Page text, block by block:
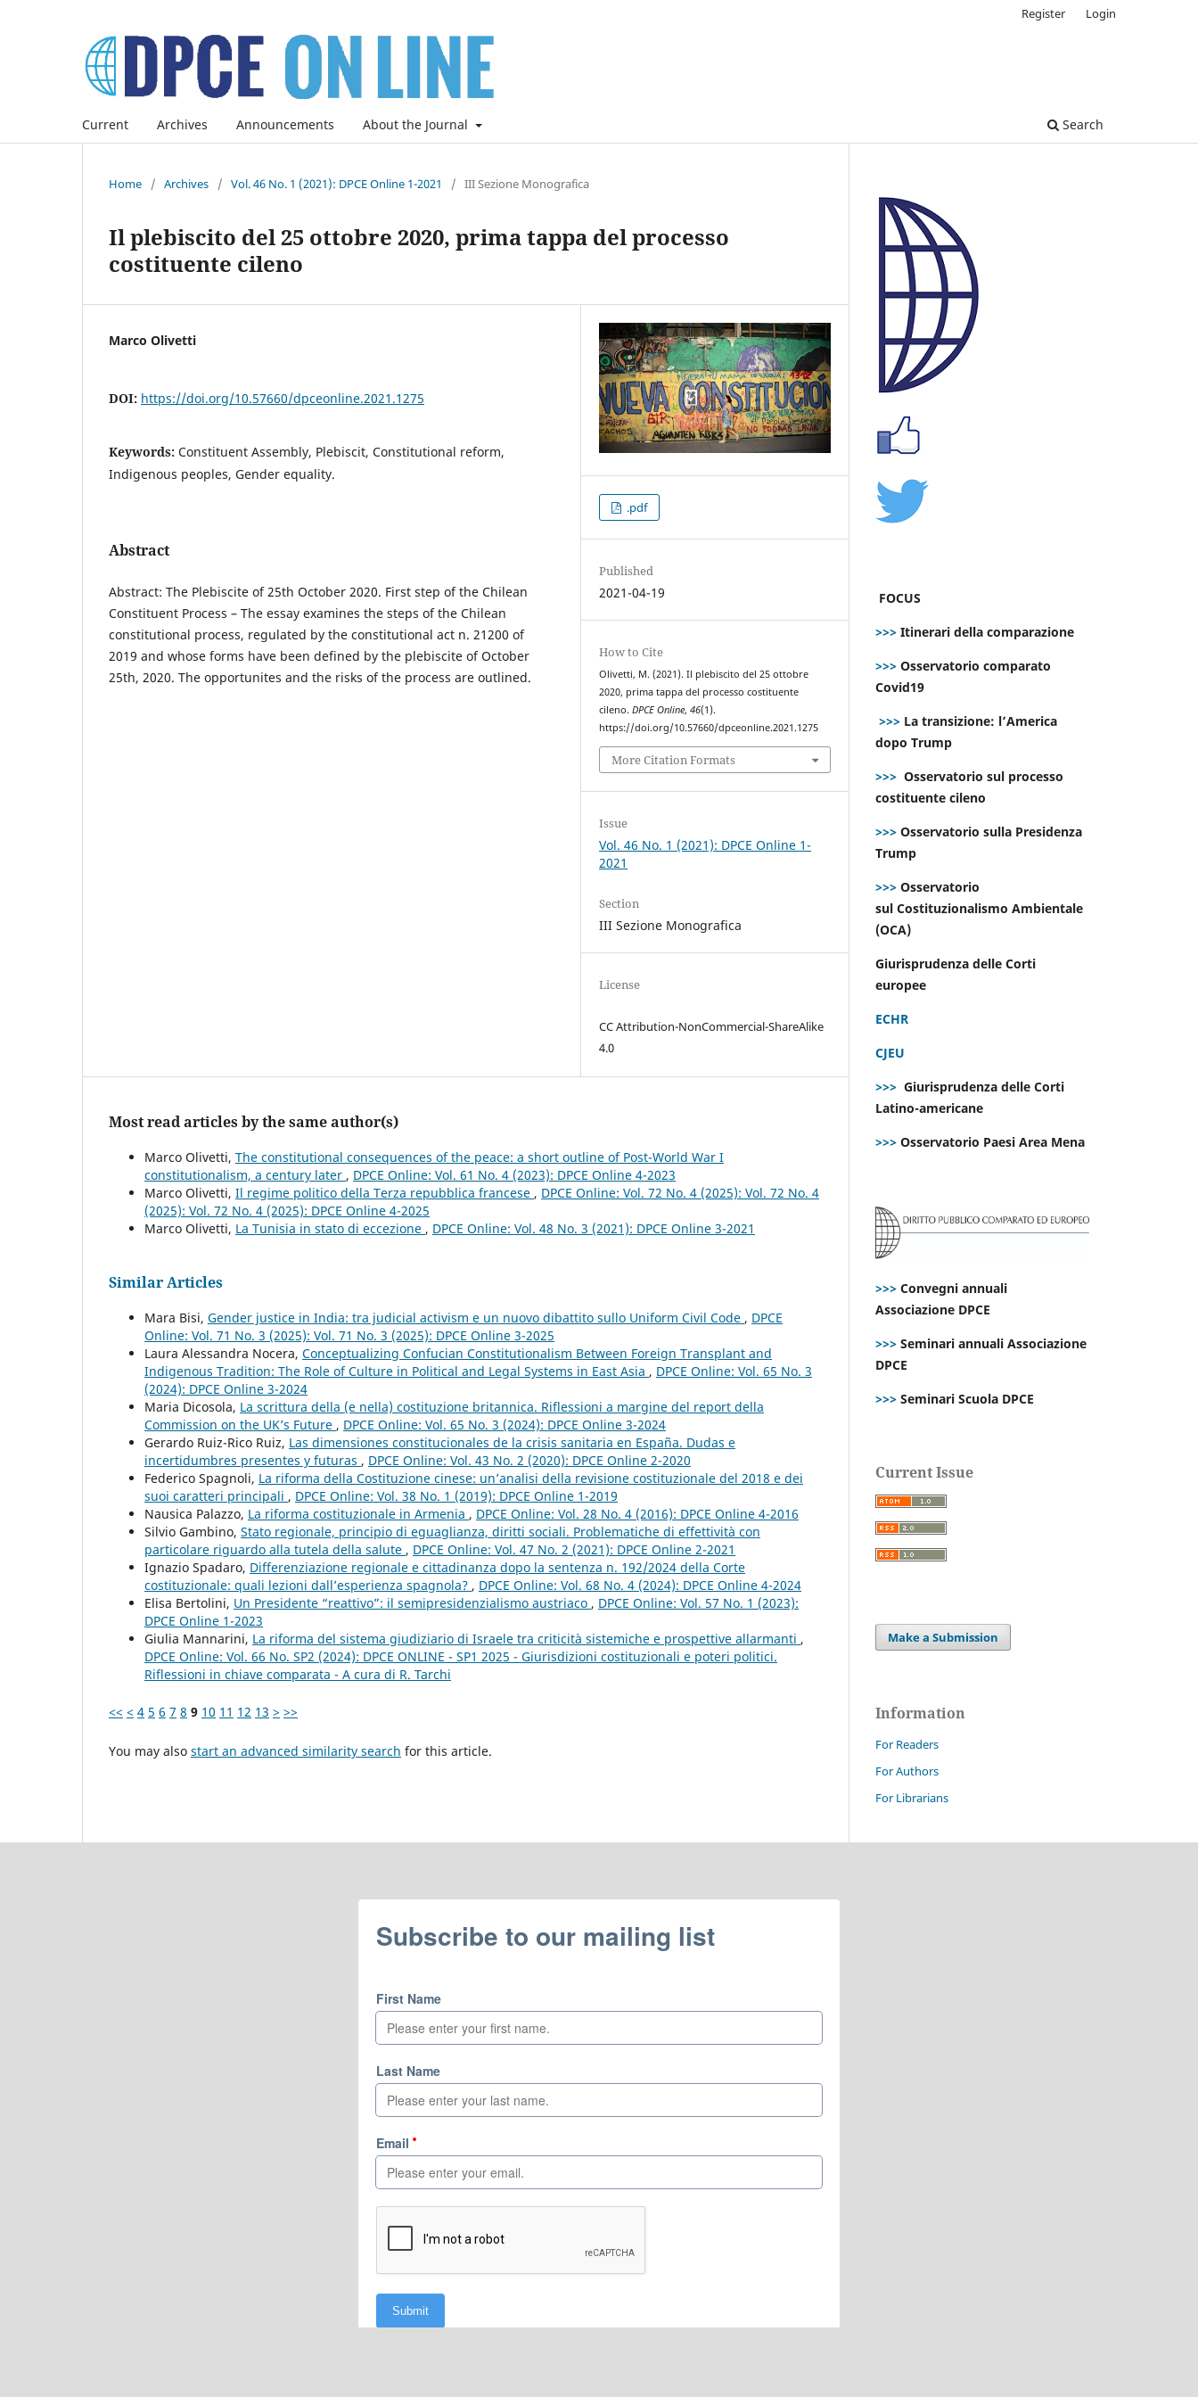
Current Archives Announcements About the Journal Search
Register Login
Home / Archives / Vol. 46 No. 1 (2021): DPCE Online 1-2021 / III Sezione Monografica
Il plebiscito del 25 ottobre 2020, prima tappa del processo
costituente cileno
Marco Olivetti
DOI: https://doi.org/10.57660/dpceonline.2021.1275
Keywords: Constituent Assembly, Plebiscit, Constitutional reform,
Indigenous peoples, Gender equality.
Abstract
Abstract: The Plebiscite of 25th October 2020. First step of the Chilean
Constituent Process – The essay examines the steps of the Chilean
constitutional process, regulated by the constitutional act n. 21200 of
2019 and whose forms have been defined by the plebiscite of October
25th, 2020. The opportunites and the risks of the process are outlined.
.pdf
Published
2021-04-19
How to Cite
Olivetti, M. (2021). Il plebiscito del 25 ottobre
2020, prima tappa del processo costituente
cileno.DPCE Online,46(1).
https://doi.org/10.57660/dpceonline.2021.1275
More Citation Formats
Issue
Vol. 46 No. 1 (2021): DPCE Online 1-
2021
Section
III Sezione Monografica
License
CC Attribution-NonCommercial-ShareAlike
4.0
Most read articles by the same author(s)
Marco Olivetti, The constitutional consequences of the peace: a short outline of Post-World War I
constitutionalism, a century later , DPCE Online: Vol. 61 No. 4 (2023): DPCE Online 4-2023
Marco Olivetti, Il regime politico della Terza repubblica francese , DPCE Online: Vol. 72 No. 4 (2025): Vol. 72 No. 4
(2025): Vol. 72 No. 4 (2025): DPCE Online 4-2025
Marco Olivetti, La Tunisia in stato di eccezione , DPCE Online: Vol. 48 No. 3 (2021): DPCE Online 3-2021
Similar Articles
Mara Bisi, Gender justice in India: tra judicial activism e un nuovo dibattito sullo Uniform Civil Code , DPCE
Online: Vol. 71 No. 3 (2025): Vol. 71 No. 3 (2025): DPCE Online 3-2025
Laura Alessandra Nocera, Conceptualizing Confucian Constitutionalism Between Foreign Transplant and
Indigenous Tradition: The Role of Culture in Political and Legal Systems in East Asia , DPCE Online: Vol. 65 No. 3
(2024): DPCE Online 3-2024
Maria Dicosola, La scrittura della (e nella) costituzione britannica. Riflessioni a margine del report della
Commission on the UK’s Future , DPCE Online: Vol. 65 No. 3 (2024): DPCE Online 3-2024
Gerardo Ruiz-Rico Ruiz, Las dimensiones constitucionales de la crisis sanitaria en España. Dudas e
incertidumbres presentes y futuras , DPCE Online: Vol. 43 No. 2 (2020): DPCE Online 2-2020
Federico Spagnoli, La riforma della Costituzione cinese: un’analisi della revisione costituzionale del 2018 e dei
suoi caratteri principali , DPCE Online: Vol. 38 No. 1 (2019): DPCE Online 1-2019
Nausica Palazzo, La riforma costituzionale in Armenia , DPCE Online: Vol. 28 No. 4 (2016): DPCE Online 4-2016
Silvio Gambino, Stato regionale, principio di eguaglianza, diritti sociali. Problematiche di effettività con
particolare riguardo alla tutela della salute , DPCE Online: Vol. 47 No. 2 (2021): DPCE Online 2-2021
Ignazio Spadaro, Differenziazione regionale e cittadinanza dopo la sentenza n. 192/2024 della Corte
costituzionale: quali lezioni dall’esperienza spagnola? , DPCE Online: Vol. 68 No. 4 (2024): DPCE Online 4-2024
Elisa Bertolini, Un Presidente “reattivo”: il semipresidenzialismo austriaco , DPCE Online: Vol. 57 No. 1 (2023):
DPCE Online 1-2023
Giulia Mannarini, La riforma del sistema giudiziario di Israele tra criticità sistemiche e prospettive allarmanti ,
DPCE Online: Vol. 66 No. SP2 (2024): DPCE ONLINE - SP1 2025 - Giurisdizioni costituzionali e poteri politici.
Riflessioni in chiave comparata - A cura di R. Tarchi
<< < 4 5 6 7 8 9 10 11 12 13 > >>
You may also start an advanced similarity search for this article.
FOCUS
>>> Itinerari della comparazione
>>> Osservatorio comparato
Covid19
>>> La transizione: l’America
dopo Trump
>>> Osservatorio sul processo
costituente cileno
>>> Osservatorio sulla Presidenza
Trump
>>> Osservatorio
sul Costituzionalismo Ambientale
(OCA)
Giurisprudenza delle Corti
europee
ECHR
CJEU
>>> Giurisprudenza delle Corti
Latino-americane
>>> Osservatorio Paesi Area Mena
>>> Convegni annuali
Associazione DPCE
>>> Seminari annuali Associazione
DPCE
>>> Seminari Scuola DPCE
Current Issue
Make a Submission
Information
For Readers
For Authors
For Librarians